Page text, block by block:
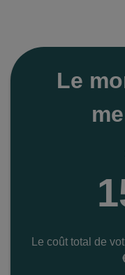
Le
Le coût total de